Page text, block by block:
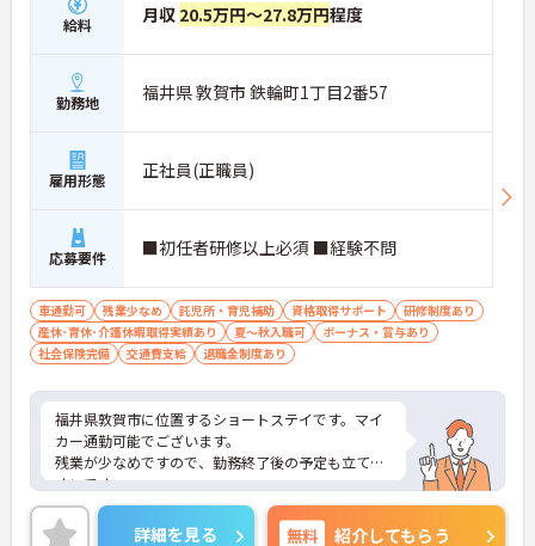
給料 月収 20.5万円～27.8万円程度
勤務地 福井県 敦賀市 鉄輪町1丁目2番57
雇用形態 正社員(正職員)
応募要件 ■初任者研修以上必須 ■経験不問
車通勤可 残業少なめ 託児所・育児補助 資格取得サポート
研修制度あり
産休･育休･介護休暇取得実績あり
夏～秋入職可
ボーナス・賞与あり
社会保険完備
交通費支給 退職金制度あり
福井県敦賀市に位置するショートステイです。マイ
カー通勤可能でございます。
残業が少なめですので、勤務終了後の予定も立てや
すいです。
資格取得支援制度がございますので、働きながらス
キルアップを目指せます。
詳細を見る 無料 紹介してもらう